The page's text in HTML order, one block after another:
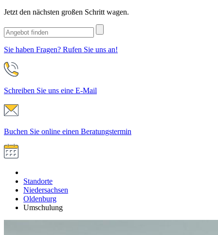
Jetzt den nächsten großen Schritt wagen.
Sie haben Fragen? Rufen Sie uns an!
Schreiben Sie uns eine E-Mail
Buchen Sie online einen Beratungstermin
Standorte
Niedersachsen
Oldenburg
Umschulung